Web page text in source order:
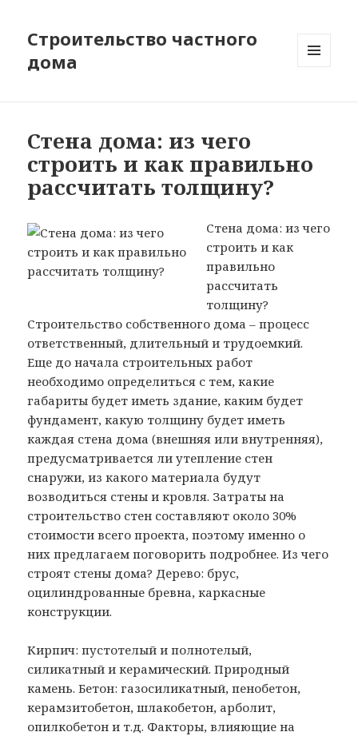
Строительство частного
дома
Стена дома: из чего
строить и как правильно
рассчитать толщину?
Стена дома: из чего
строить и как
правильно
рассчитать
толщину?
Строительство собственного дома – процесс
ответственный, длительный и трудоемкий.
Еще до начала строительных работ
необходимо определиться с тем, какие
габариты будет иметь здание, каким будет
фундамент, какую толщину будет иметь
каждая стена дома (внешняя или внутренняя),
предусматривается ли утепление стен
снаружи, из какого материала будут
возводиться стены и кровля. Затраты на
строительство стен составляют около 30%
стоимости всего проекта, поэтому именно о
них предлагаем поговорить подробнее. Из чего
строят стены дома? Дерево: брус,
оцилиндрованные бревна, каркасные
конструкции.
Кирпич: пустотелый и полнотелый,
силикатный и керамический. Природный
камень. Бетон: газосиликатный, пенобетон,
керамзитобетон, шлакобетон, арболит,
опилкобетон и т.д. Факторы, влияющие на